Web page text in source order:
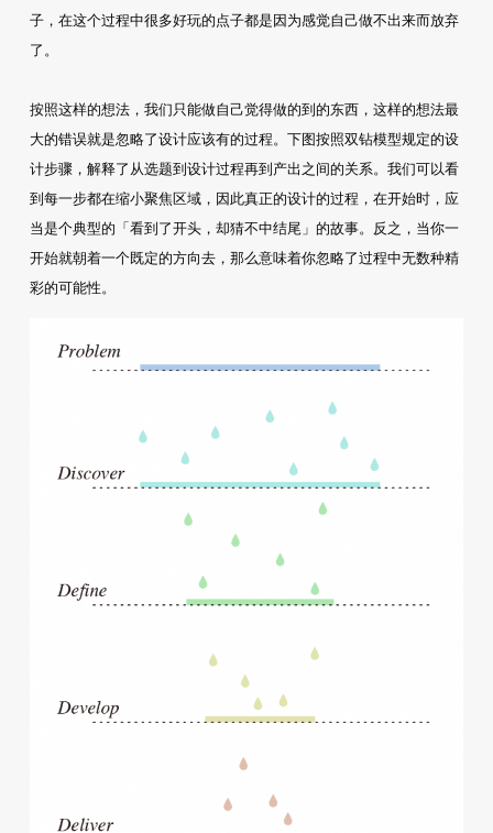
子，在这个过程中很多好玩的点子都是因为感觉自己做不出来而放弃
了。
按照这样的想法，我们只能做自己觉得做的到的东西，这样的想法最
大的错误就是忽略了设计应该有的过程。下图按照双钻模型规定的设
计步骤，解释了从选题到设计过程再到产出之间的关系。我们可以看
到每一步都在缩小聚焦区域，因此真正的设计的过程，在开始时，应
当是个典型的「看到了开头，却猜不中结尾」的故事。反之，当你一
开始就朝着一个既定的方向去，那么意味着你忽略了过程中无数种精
彩的可能性。